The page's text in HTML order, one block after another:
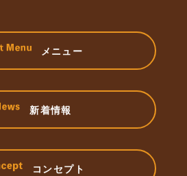
メニュー
新着情報
コンセプト